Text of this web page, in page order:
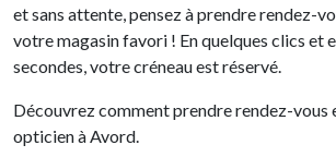
et sans attente, pensez à prendre rendez-
votre magasin favori ! En quelques clics et
secondes, votre créneau est réservé.
Découvrez comment prendre rendez-vous
opticien à Avord.